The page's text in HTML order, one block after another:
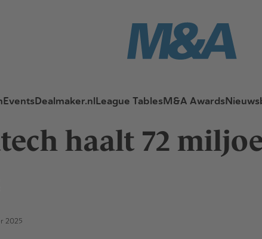
EventsDealmaker.nlLeague TablesM&A Awards
haalt 72
2025